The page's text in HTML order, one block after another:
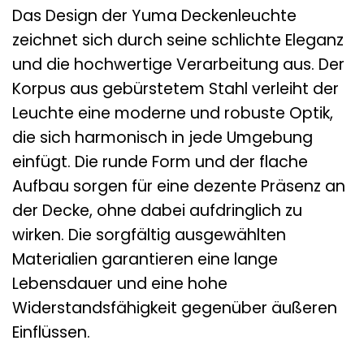
Das Design der Yuma Deckenleuchte
zeichnet sich durch seine schlichte Eleganz
und die hochwertige Verarbeitung aus. Der
Korpus aus gebürstetem Stahl verleiht der
Leuchte eine moderne und robuste Optik,
die sich harmonisch in jede Umgebung
einfügt. Die runde Form und der flache
Aufbau sorgen für eine dezente Präsenz an
der Decke, ohne dabei aufdringlich zu
wirken. Die sorgfältig ausgewählten
Materialien garantieren eine lange
Lebensdauer und eine hohe
Widerstandsfähigkeit gegenüber äußeren
Einflüssen.